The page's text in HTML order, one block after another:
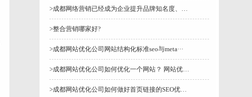
>成都网络营销已经成为企业提升品牌知名度、获取潜···
>整合营销哪家好?
>成都网站优化公司网站结构化标准seo与meta···
>成都网站优化公司如何优化一个网站？ 网站优化注···
>成都网站优化公司如何做好首页链接的SEO优化？···